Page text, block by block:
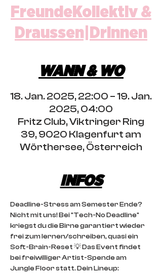
FreundeKollektiv &
Draussen|Drinnen
WANN & WO
18. Jan. 2025, 22:00 – 19. Jan.
2025, 04:00
Fritz Club, Viktringer Ring
39, 9020 Klagenfurt am
Wörthersee, Österreich
INFOS
Deadline-Stress am Semester Ende?
Nicht mit uns! Bei "Tech-No Deadline"
kriegst du die Birne garantiert wieder
frei zum lernen/schreiben, quasi ein
Soft-Brain-Reset 💡 Das Event findet
bei freiwilliger Artist-Spende am
Jungle Floor statt. Dein Lineup: